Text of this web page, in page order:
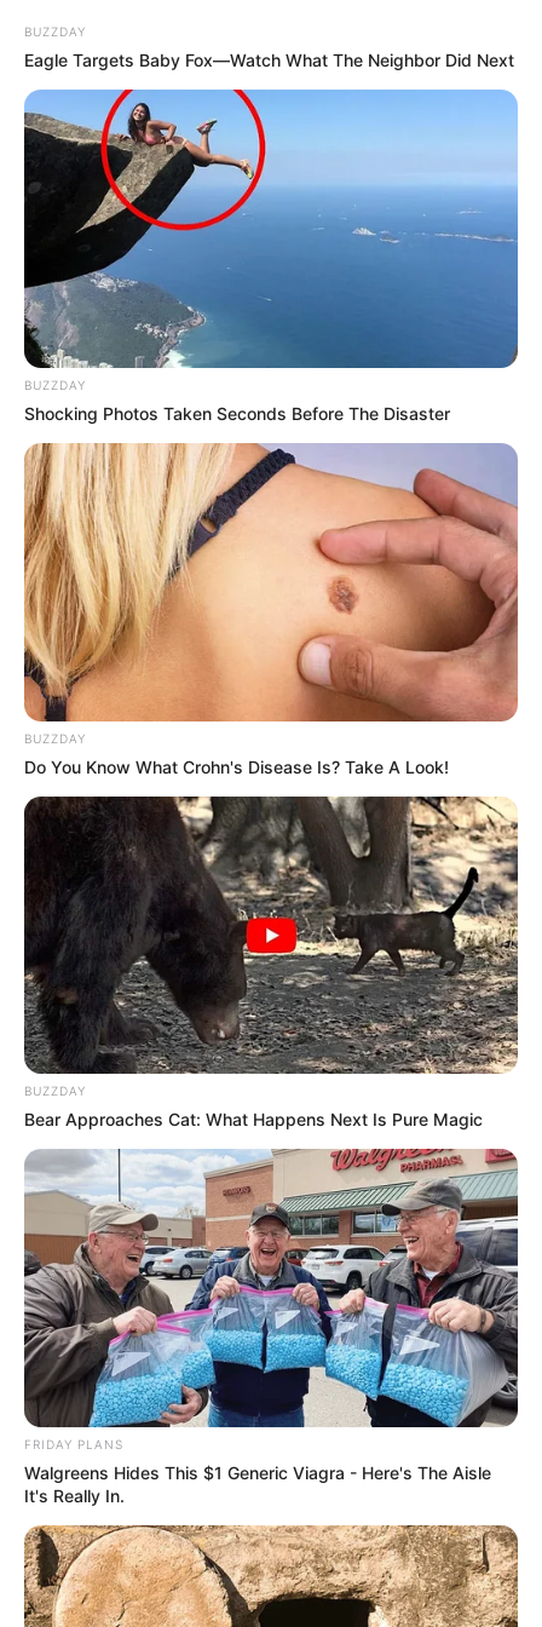
Επισκεφτείτετο κανάλι μου στο youtubeαν
ψάχνετε πραγματικά να βρείτε την αλήθεια… Η
Ενημέρωση που δεν θα ακούσετε ποτέ από τα
κυρίαρχα ΜΜΕ… Υποστηρίξτε αυτόν τον αγώνα με
την εγγραφή, τα κόσμια σχόλια και τα λάικ σας…
FACEBOOK
YOUTUBE
EMAIL ΑΚΟΛΟΥΘΉΣΤΕ
BUZZDAY
Eagle Targets Baby Fox—Watch What The Neighbor Did Next
BUZZDAY
Shocking Photos Taken Seconds Before The Disaster
BUZZDAY
Do You Know What Crohn's Disease Is? Take A Look!
BUZZDAY
Bear Approaches Cat: What Happens Next Is Pure Magic
FRIDAY PLANS
Walgreens Hides This $1 Generic Viagra - Here's The Aisle
It's Really In.